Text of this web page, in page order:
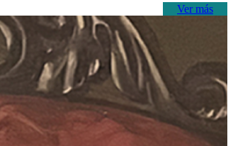
Ver más